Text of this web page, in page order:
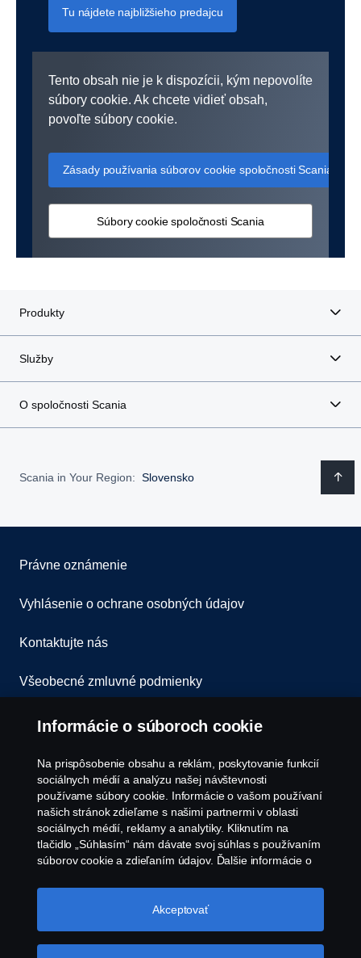
Všeobecné poistné podmienky pre poistenie LANDKASKO -
platnosť od 24.10.2024
Všeobecné poistné podmienky pre poistenie LANDKASKO -
platnosť od 8.6.2023
Všeobecné poistné podmienky pre poistenie LANDKASKO -
platnosť od 1.10.2021
Všeobecné poistné podmienky PZP
Informácie o spracovaní osobných údajov GENERALI
Osobitné poistné podmienky 156
Osobitné poistné podmienky 206
Všeobecné poistné podmienky pre poistenie majetku
spôsobenú prevádzkou motorového vozidla
motorového vozidla
Tu nájdete najbližšieho predajcu
Tento obsah nie je k dispozícii, kým nepovolíte
súbory cookie. Ak chcete vidieť obsah,
povoľte súbory cookie.
Zásady používania súborov cookie spoločnosti Scania
Súbory cookie spoločnosti Scania
Produkty
Služby
O spoločnosti Scania
Scania in Your Region: Slovensko
Právne oznámenie
Vyhlásenie o ochrane osobných údajov
Kontaktujte nás
Všeobecné zmluvné podmienky
Oznámenie porušenia predpisov
Zásady Cookies
Zásady používania súborov cookie spoločnosti
Scania
Informácie o súboroch cookie
Na prispôsobenie obsahu a reklám, poskytovanie funkcií
sociálnych médií a analýzu našej návštevnosti
používame súbory cookie. Informácie o vašom používaní
našich stránok zdieľame s našimi partnermi v oblasti
sociálnych médií, reklamy a analytiky. Kliknutím na
tlačidlo „Súhlasím“ nám dávate svoj súhlas s používaním
súborov cookie a zdieľaním údajov. Ďalšie informácie o
o súboroch cookie, ktorú nájdete kliknutím na odkaz za
týmto textom. Svoje súbory cookie môžete spravovať tiež
Akceptovať